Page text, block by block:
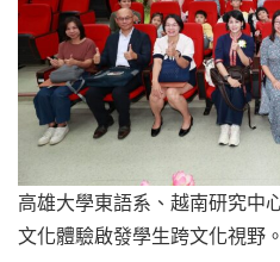
高雄大學東語系、越南研究中
文化體驗啟發學生跨文化視野